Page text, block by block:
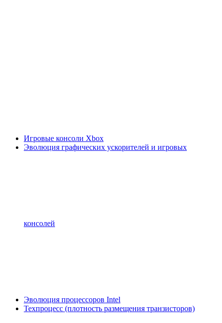
Игровые консоли Xbox
Эволюция графических ускорителей и игровых
консолей
Эволюция процессоров Intel
Техпроцесс (плотность размещения транзисторов)